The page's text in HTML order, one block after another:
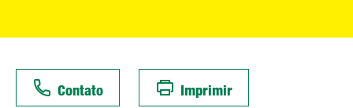
Contato Imprimir